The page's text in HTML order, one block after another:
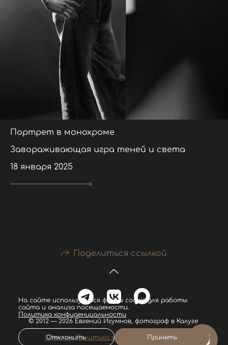
Портрет в монохроме
Завораживающая игра теней и света
18 января 2025
Поделиться ссылкой
© 2012 — 2026 Евгений Игумнов, фотограф в Калуге
Оферта,Политика конфиденциальности
На сайте используются файлы cookie для работы
сайта и анализа посещаемости.
Политика конфиденциальности
Отклонить Принять